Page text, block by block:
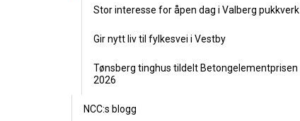
Stor interesse for åpen dag i Valberg pukkverk
Gir nytt liv til fylkesvei i Vestby
Tønsberg tinghus tildelt Betongelementprisen
2026
NCC:s blogg